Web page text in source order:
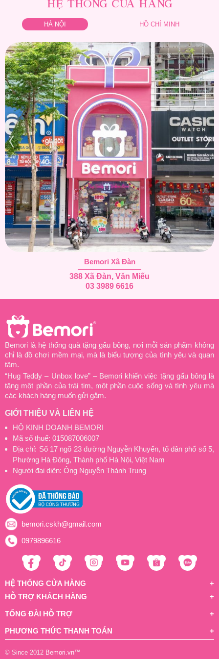
HỆ THỐNG CỬA HÀNG
HÀ NỘI HỒ CHÍ MINH
Bemori Xã Đàn
388 Xã Đàn, Văn Miếu
03 3989 6616
Bemori là hệ thống quà tặng gấu bông, nơi mỗi sản phẩm không
chỉ là đồ chơi mềm mại, mà là biểu tượng của tình yêu và quan
tâm.
“Hug Teddy – Unbox love” – Bemori khiến việc tặng gấu bông là
tặng một phần của trái tim, một phần cuộc sống và tình yêu mà
các khách hàng muốn gửi gắm.
GIỚI THIỆU VÀ LIÊN HỆ
HỘ KINH DOANH BEMORI
Mã số thuế: 015087006007
Địa chỉ: Số 17 ngõ 23 đường Nguyễn Khuyến, tổ dân phố số 5,
Phường Hà Đông, Thành phố Hà Nội, Việt Nam
Người đại diện: Ông Nguyễn Thành Trung
bemori.cskh@gmail.com
0979896616
HỆ THỐNG CỬA HÀNG
HỖ TRỢ KHÁCH HÀNG
TỔNG ĐÀI HỖ TRỢ
PHƯƠNG THỨC THANH TOÁN
© Since 2012 Bemori.vn™